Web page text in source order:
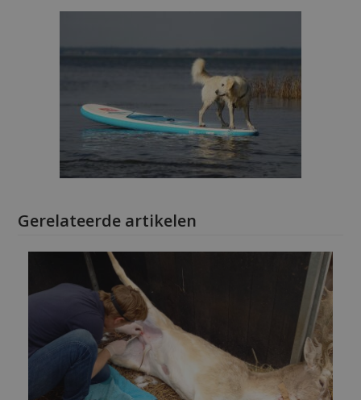
Gerelateerde artikelen